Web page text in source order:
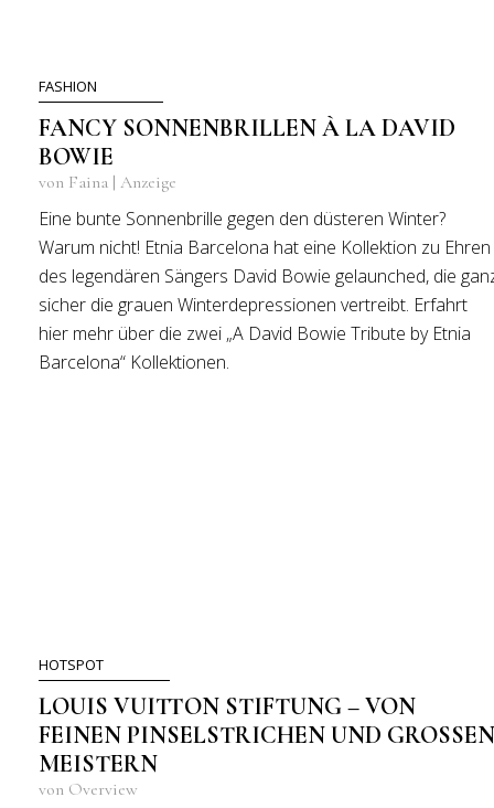
FASHION
FANCY SONNENBRILLEN À LA DAVID
BOWIE
von Faina | Anzeige
Eine bunte Sonnenbrille gegen den düsteren Winter?
Warum nicht! Etnia Barcelona hat eine Kollektion zu Ehren
des legendären Sängers David Bowie gelaunched, die
sicher die grauen Winterdepressionen vertreibt. Erfahrt
hier mehr über die zwei „A David Bowie Tribute by Etnia
Barcelona“ Kollektionen.
HOTSPOT
LOUIS VUITTON STIFTUNG – VON
FEINEN PINSELSTRICHEN UND GROSSEN M
EISTERN
von Overview